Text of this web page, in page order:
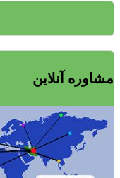
مشاوره آنلاین